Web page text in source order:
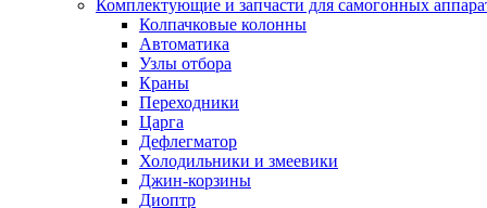
Комплектующие и запчасти для самогонных
Колпачковые колонны
Автоматика
Узлы отбора
Краны
Переходники
Царга
Дефлегматор
Холодильники и змеевики
Джин-корзины
Диоптр